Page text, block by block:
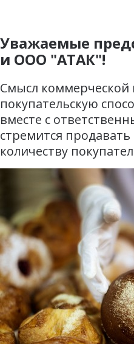
Уважаемые
и ООО "АТАК"!
Смысл
покупательскую
вместе с
стремится
количеству